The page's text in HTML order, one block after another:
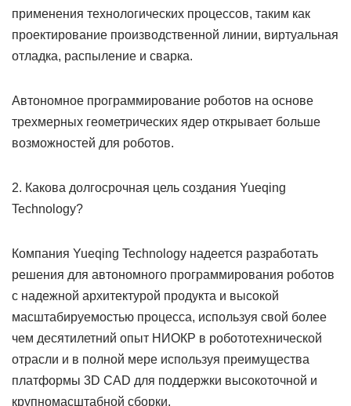
применения технологических процессов, таким как
проектирование производственной линии, виртуальная
отладка, распыление и сварка.
Автономное программирование роботов на основе
трехмерных геометрических ядер открывает больше
возможностей для роботов.
2. Какова долгосрочная цель создания Yueqing
Technology?
Компания Yueqing Technology надеется разработать
решения для автономного программирования роботов
с надежной архитектурой продукта и высокой
масштабируемостью процесса, используя свой более
чем десятилетний опыт НИОКР в робототехнической
отрасли и в полной мере используя преимущества
платформы 3D CAD для поддержки высокоточной и
крупномасштабной сборки.